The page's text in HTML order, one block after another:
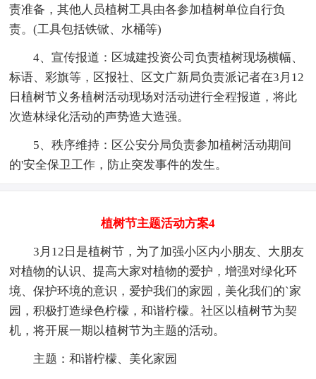
责准备，其他人员植树工具由各参加植树单位自行负
责。(工具包括铁锨、水桶等)
4、宣传报道：区城建投资公司负责植树现场横幅、
标语、彩旗等，区报社、区文广新局负责派记者在3月12
日植树节义务植树活动现场对活动进行全程报道，将此
次造林绿化活动的声势造大造强。
5、秩序维持：区公安分局负责参加植树活动期间
的'安全保卫工作，防止突发事件的发生。
植树节主题活动方案4
3月12日是植树节，为了加强小区内小朋友、大朋友
对植物的认识、提高大家对植物的爱护，增强对绿化环
境、保护环境的意识，爱护我们的家园，美化我们的`家
园，积极打造绿色柠檬，和谐柠檬。社区以植树节为契
机，将开展一期以植树节为主题的活动。
主题：和谐柠檬、美化家园